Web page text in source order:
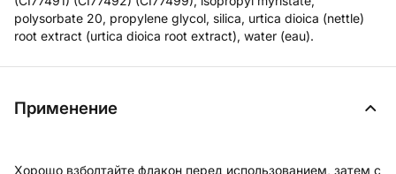
polysorbate 20, propylene glycol, silica, urtica dioica (nettle)
root extract (urtica dioica root extract), water (eau).
Применение
Хорошо взболтайте флакон перед использованием, затем с